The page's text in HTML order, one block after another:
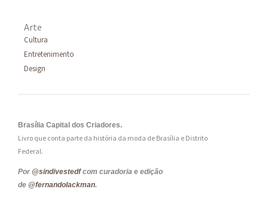
Arte
Cultura
Entretenimento
Design
Brasília Capital dos Criadores.
Livro que conta parte da história da moda de Brasília e Distrito
Federal.
Por @sindivestedfcom curadoria e edição
de @fernandolackman.